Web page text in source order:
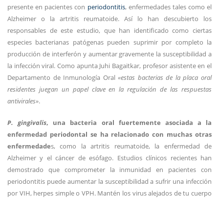
presente en pacientes con periodontitis, enfermedades tales como el
Alzheimer o la artritis reumatoide. Así lo han descubierto los
responsables de este estudio, que han identificado como ciertas
especies bacterianas patógenas pueden suprimir por completo la
producción de interferón y aumentar gravemente la susceptibilidad a
la infección viral. Como apunta Juhi Bagaitkar, profesor asistente en el
Departamento de Inmunología Oral«estas bacterias de la placa oral
residentes juegan un papel clave en la regulación de las respuestas
antivirales».
P. gingivalis, una bacteria oral fuertemente asociada a la
enfermedad periodontal se ha relacionado con muchas otras
enfermedades, como la artritis reumatoide, la enfermedad de
Alzheimer y el cáncer de esófago. Estudios clínicos recientes han
demostrado que comprometer la inmunidad en pacientes con
periodontitis puede aumentar la susceptibilidad a sufrir una infección
por VIH, herpes simple o VPH. Mantén los virus alejados de tu cuerpo